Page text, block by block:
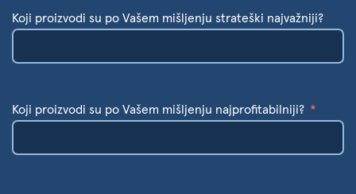
Koji proizvodi su po Vašem mišljenju strateški najvažniji?
Koji proizvodi su po Vašem mišljenju najprofitabilniji?